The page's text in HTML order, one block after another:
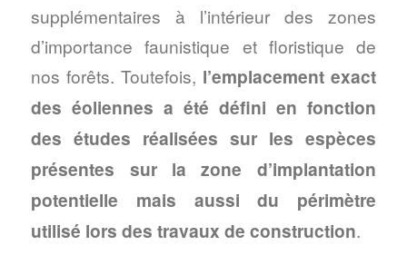
supplémentaires à l’intérieur des zones
d’importance faunistique et floristique de
nos forêts. Toutefois, l’emplacement exact
des éoliennes a été défini en fonction
des études réalisées sur les espèces
présentes sur la zone d’implantation
potentielle mais aussi du périmètre
utilisé lors des travaux de construction.